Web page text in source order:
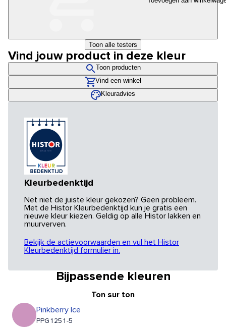
Toon alle testers
Vind jouw product in deze kleur
Toon producten
Vind een winkel
Kleuradvies
Kleurbedenktijd
Net niet de juiste kleur gekozen? Geen probleem.
Met de Histor Kleurbedenktijd kun je gratis een
nieuwe kleur kiezen. Geldig op alle Histor lakken en
muurverven.
Bekijk de actievoorwaarden en vul het Histor
Kleurbedenktijd formulier in.
Bijpassende kleuren
Ton sur ton
Pinkberry Ice
PPG1251-5